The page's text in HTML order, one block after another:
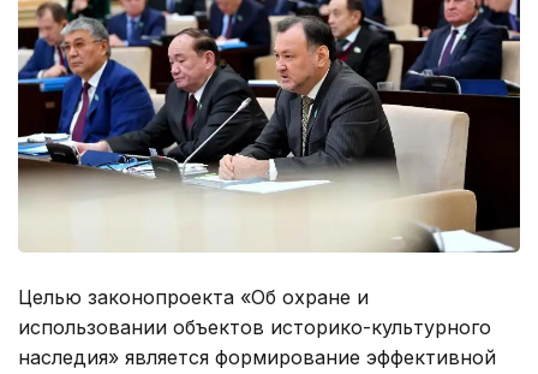
Целью законопроекта «Об охране и
использовании объектов историко-культурного
наследия» является формирование эффективной